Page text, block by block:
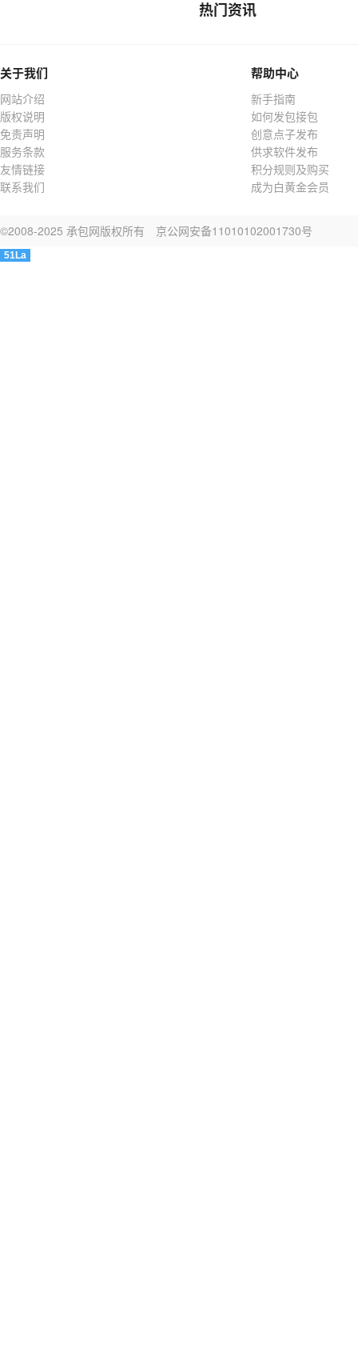
热门资讯
关于我们
网站介绍
版权说明
免责声明
服务条款
友情链接
联系我们
帮助中心
新手指南
如何发包接包
创意点子发布
供求软件发布
积分规则及购买
成为白黄金会员
©2008-2025 承包网版权所有 京公网安备11010102001730号
51La